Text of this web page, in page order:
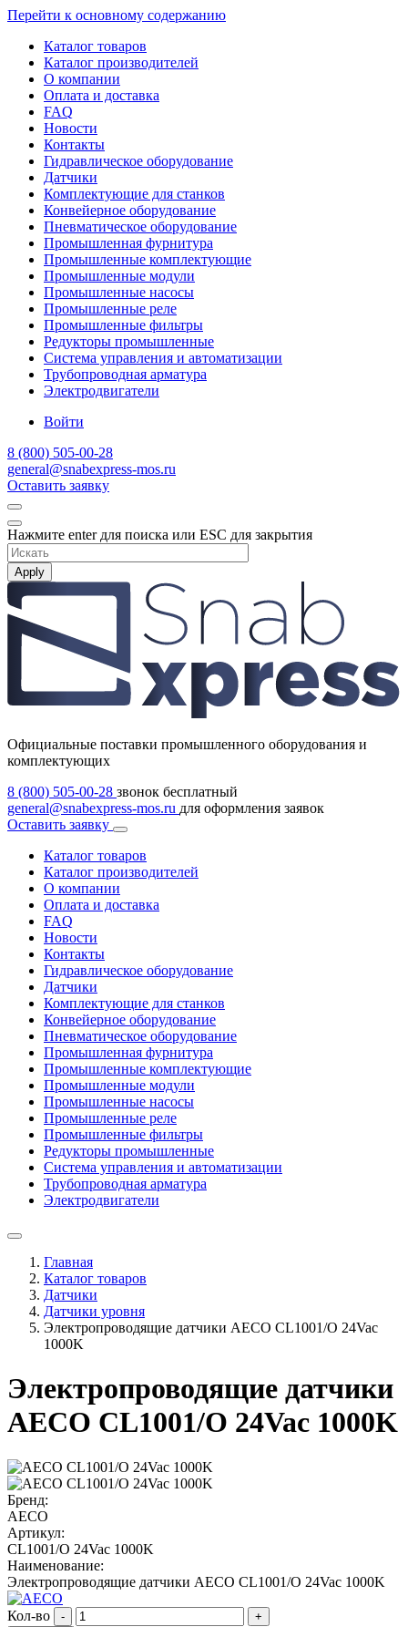
Перейти к основному содержанию
Каталог товаров
Каталог производителей
О компании
Оплата и доставка
FAQ
Новости
Контакты
Гидравлическое оборудование
Датчики
Комплектующие для станков
Конвейерное оборудование
Пневматическое оборудование
Промышленная фурнитура
Промышленные комплектующие
Промышленные модули
Промышленные насосы
Промышленные реле
Промышленные фильтры
Редукторы промышленные
Система управления и автоматизации
Трубопроводная арматура
Электродвигатели
Войти
8 (800) 505-00-28
general@snabexpress-mos.ru
Оставить заявку
Нажмите enter для поиска или ESC для закрытия
Apply
Официальные поставки промышленного оборудования и
комплектующих
8 (800) 505-00-28 звонок бесплатный
general@snabexpress-mos.ru для оформления заявок
Оставить заявку
Каталог товаров
Каталог производителей
О компании
Оплата и доставка
FAQ
Новости
Контакты
Гидравлическое оборудование
Датчики
Комплектующие для станков
Конвейерное оборудование
Пневматическое оборудование
Промышленная фурнитура
Промышленные комплектующие
Промышленные модули
Промышленные насосы
Промышленные реле
Промышленные фильтры
Редукторы промышленные
Система управления и автоматизации
Трубопроводная арматура
Электродвигатели
Главная
Каталог товаров
Датчики
Датчики уровня
Электропроводящие датчики AECO CL1001/O 24Vac
1000K
Электропроводящие датчики
AECO CL1001/O 24Vac 1000K
Бренд:
AECO
Артикул:
CL1001/O 24Vac 1000K
Наименование:
Электропроводящие датчики AECO CL1001/O 24Vac 1000K
Кол-во -
+